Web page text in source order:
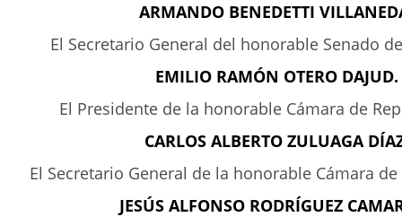
ARMANDO BENEDETTI
El Secretario General del honorable Senado
EMILIO RAMÓN OTERO DAJUD.
El Presidente de la honorable Cámara de
CARLOS ALBERTO ZULUAGA
El Secretario General de la honorable Cámara
JESÚS ALFONSO RODRÍGUEZ